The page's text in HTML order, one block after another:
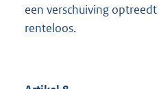
een verschuiving
renteloos.